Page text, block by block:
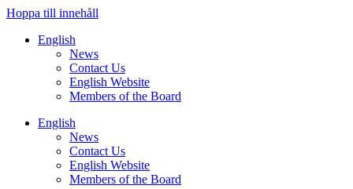
Hoppa till innehåll
English
News
Contact Us
English Website
Members of the Board
English
News
Contact Us
English Website
Members of the Board